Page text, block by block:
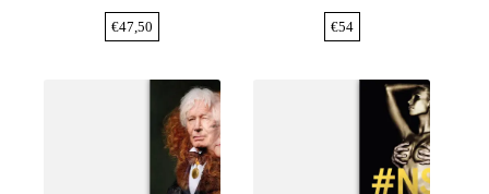
€47,50 €54